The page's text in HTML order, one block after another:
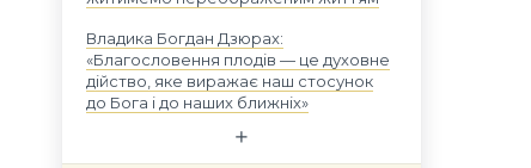
Владика Богдан Дзюрах:
«Благословення плодів — це духовне
дійство, яке виражає наш стосунок
до Бога і до наших ближніх»